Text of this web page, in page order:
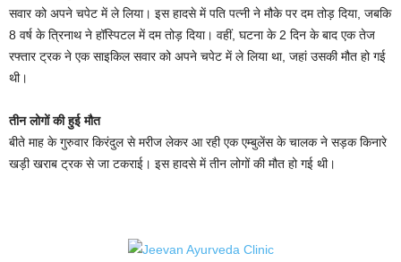
सवार को अपने चपेट में ले लिया। इस हादसे में पति पत्नी ने मौके पर दम तोड़ दिया, जबकि
8 वर्ष के त्रिनाथ ने हॉस्पिटल में दम तोड़ दिया। वहीं, घटना के 2 दिन के बाद एक तेज
रफ्तार ट्रक ने एक साइकिल सवार को अपने चपेट में ले लिया था, जहां उसकी मौत हो गई
थी।
तीन लोगों की हुई मौत
बीते माह के गुरुवार किरंदुल से मरीज लेकर आ रही एक एम्बुलेंस के चालक ने सड़क किनारे
खड़ी खराब ट्रक से जा टकराई। इस हादसे में तीन लोगों की मौत हो गई थी।